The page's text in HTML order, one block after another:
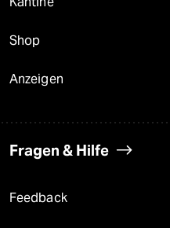
Shop
Anzeigen
Fragen & Hilfe
Feedback